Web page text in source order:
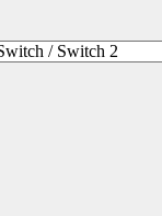
/ Switch 2